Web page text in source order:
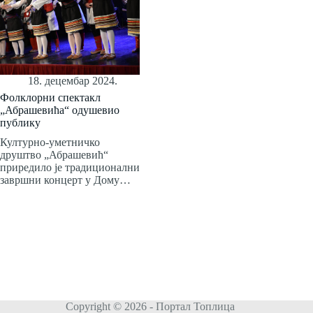
18. децембар 2024.
Фолклорни спектакл
„Абрашевића“ одушевио
публику
Културно-уметничко
друштво „Абрашевић“
приредило је традиционални
завршни концерт у Дому…
Copyright © 2026 - Портал Топлица